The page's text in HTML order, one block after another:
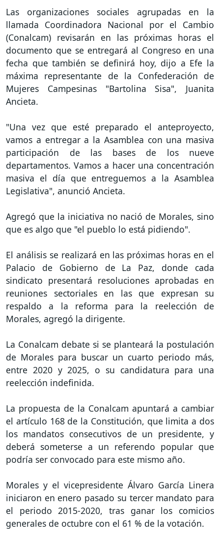
Las organizaciones sociales agrupadas en la
llamada Coordinadora Nacional por el Cambio
(Conalcam) revisarán en las próximas horas el
documento que se entregará al Congreso en una
fecha que también se definirá hoy, dijo a Efe la
máxima representante de la Confederación de
Mujeres Campesinas "Bartolina Sisa", Juanita
Ancieta.
"Una vez que esté preparado el anteproyecto,
vamos a entregar a la Asamblea con una masiva
participación de las bases de los nueve
departamentos. Vamos a hacer una concentración
masiva el día que entreguemos a la Asamblea
Legislativa", anunció Ancieta.
Agregó que la iniciativa no nació de Morales, sino
que es algo que "el pueblo lo está pidiendo".
El análisis se realizará en las próximas horas en el
Palacio de Gobierno de La Paz, donde cada
sindicato presentará resoluciones aprobadas en
reuniones sectoriales en las que expresan su
respaldo a la reforma para la reelección de
Morales, agregó la dirigente.
La Conalcam debate si se planteará la postulación
de Morales para buscar un cuarto periodo más,
entre 2020 y 2025, o su candidatura para una
reelección indefinida.
La propuesta de la Conalcam apuntará a cambiar
el artículo 168 de la Constitución, que limita a dos
los mandatos consecutivos de un presidente, y
deberá someterse a un referendo popular que
podría ser convocado para este mismo año.
Morales y el vicepresidente Álvaro García Linera
iniciaron en enero pasado su tercer mandato para
el periodo 2015-2020, tras ganar los comicios
generales de octubre con el 61 % de la votación.